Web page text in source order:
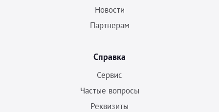
Новости
Партнерам
Справка
Сервис
Частые вопросы
Реквизиты